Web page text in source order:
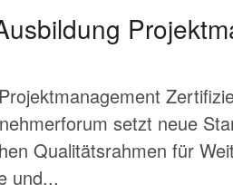
setzt neue
Qualitätsrahmen für
und...